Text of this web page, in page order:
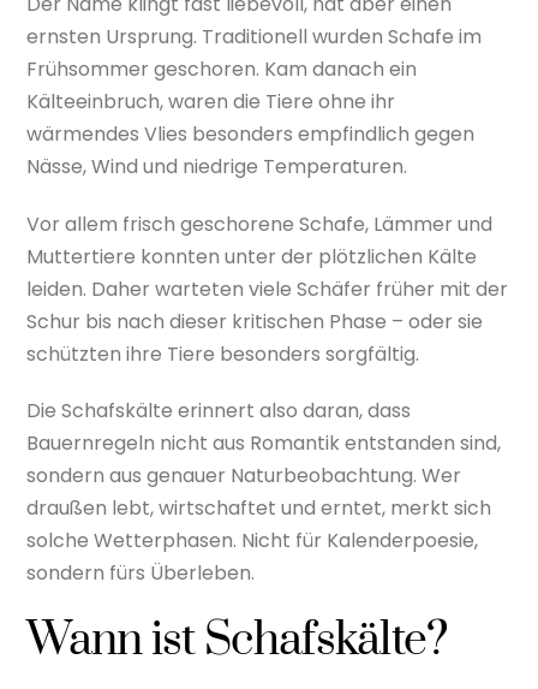
ernsten Ursprung. Traditionell wurden Schafe im
Frühsommer geschoren. Kam danach ein
Kälteeinbruch, waren die Tiere ohne ihr
wärmendes Vlies besonders empfindlich gegen
Nässe, Wind und niedrige Temperaturen.
Vor allem frisch geschorene Schafe, Lämmer und
Muttertiere konnten unter der plötzlichen Kälte
leiden. Daher warteten viele Schäfer früher mit der
Schur bis nach dieser kritischen Phase – oder sie
schützten ihre Tiere besonders sorgfältig.
Die Schafskälte erinnert also daran, dass
Bauernregeln nicht aus Romantik entstanden sind,
sondern aus genauer Naturbeobachtung. Wer
draußen lebt, wirtschaftet und erntet, merkt sich
solche Wetterphasen. Nicht für Kalenderpoesie,
sondern fürs Überleben.
Wann ist Schafskälte?